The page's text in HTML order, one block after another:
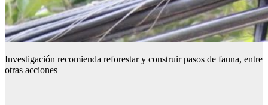
Investigación recomienda reforestar y construir pasos de fauna, entre
otras acciones